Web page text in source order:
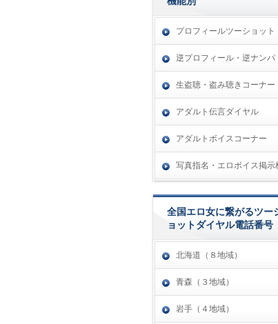
プロフィールツーショット
逆プロフィール・逆ナンパ
生盗聴・盗み聴きコーナー
アダルト伝言ダイヤル
アダルトボイスコーナー
写真指名・エロボイス掲示
全国エロ女に繋がるツー
ョットダイヤル電話番号
北海道（８地域）
青森（３地域）
岩手（４地域）